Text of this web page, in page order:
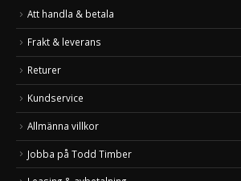
Att handla & betala
Frakt & leverans
Returer
Kundservice
Allmänna villkor
Jobba på Todd Timber